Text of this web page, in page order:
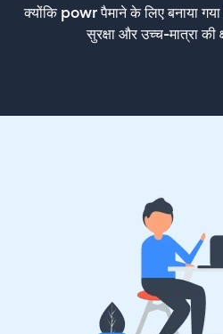
क्योंकि powr पैमाने के लिए बनाया
सुरक्षा और उच्च-मात्रा की